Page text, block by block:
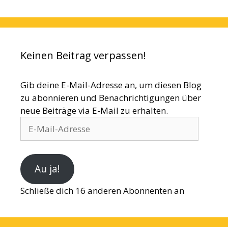
Keinen Beitrag verpassen!
Gib deine E-Mail-Adresse an, um diesen Blog
zu abonnieren und Benachrichtigungen über
neue Beiträge via E-Mail zu erhalten.
Mail-
Au ja!
Schließe dich 16 anderen Abonnenten an